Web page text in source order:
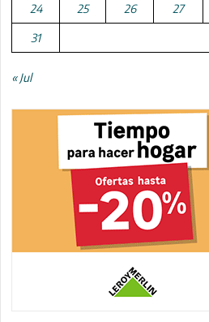
24 25 26 27
31
« Jul